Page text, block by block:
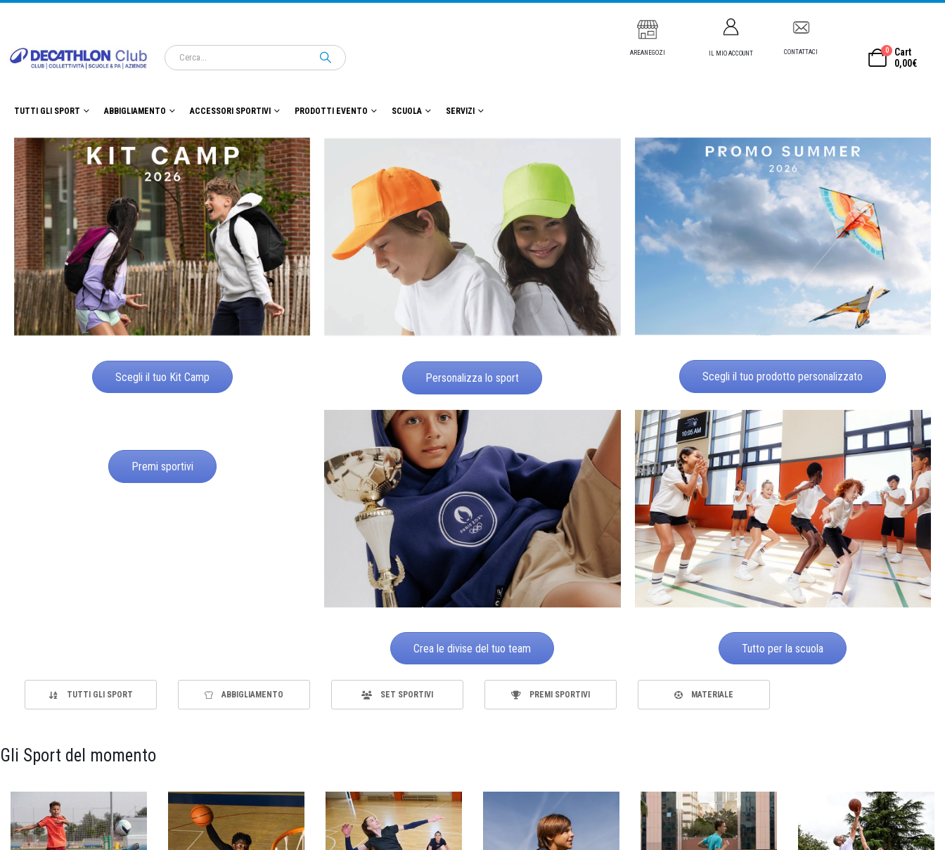
AREANEGOZI IL MIO ACCOUNT CONTATTACI 0
Cart
0,00€
TUTTI GLI SPORT ABBIGLIAMENTO ACCESSORI SPORTIVI PRODOTTI EVENTO SCUOLA SERVIZI
Scegli il tuo Kit Camp Personalizza lo sport Scegli il tuo prodotto personalizzato
Premi sportivi
Crea le divise del tuo team Tutto per la scuola
TUTTI GLI SPORT ABBIGLIAMENTO SET SPORTIVI PREMI SPORTIVI MATERIALE
Gli Sport del momento